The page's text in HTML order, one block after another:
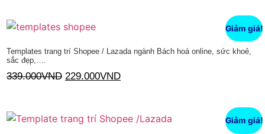
Giảm giá!
Templates trang trí Shopee / Lazada ngành Bách hoá online, sức khoẻ,
sắc đẹp,….
339.000VND 229.000VND
Giảm giá!